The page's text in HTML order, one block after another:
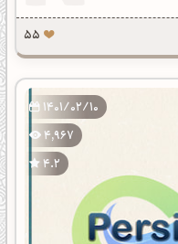
55
1401/02/10
4,967
4.2